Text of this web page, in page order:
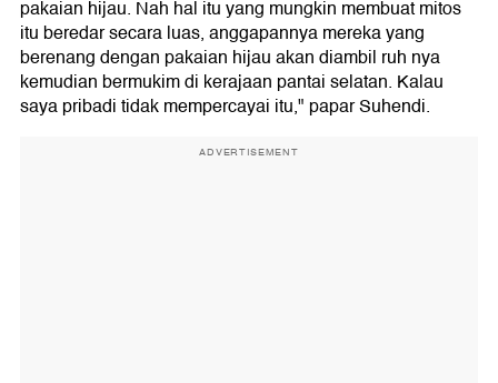
pakaian hijau. Nah hal itu yang mungkin membuat mitos
itu beredar secara luas, anggapannya mereka yang
berenang dengan pakaian hijau akan diambil ruh nya
kemudian bermukim di kerajaan pantai selatan. Kalau
saya pribadi tidak mempercayai itu," papar Suhendi.
ADVERTISEMENT